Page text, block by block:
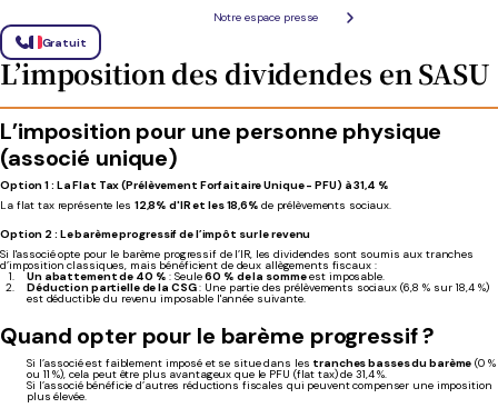
Notre espace presse
Gratuit
mois suivant la clôture de l'exercice comptable.
Les dividendes sont généralement versés dans les jours ou semaines suivant l'assemblée
générale.
L’imposition des dividendes en SASU
L’imposition pour une personne physique
(associé unique)
Option 1 : La Flat Tax (Prélèvement Forfaitaire Unique - PFU) à 31,4 %
La flat tax représente les 12,8% d'IR et les 18,6% de prélèvements sociaux.
Option 2 : Le barème progressif de l’impôt sur le revenu
Si l'associé opte pour le barème progressif de l’IR, les dividendes sont soumis aux tranches
d’imposition classiques, mais bénéficient de deux allègements fiscaux :
Un abattement de 40 % : Seule60 % de la sommeest imposable.
Déduction partielle de la CSG: Une partie des prélèvements sociaux (6,8 % sur 18,4 %)
est déductible du revenu imposable l'année suivante.
Quand opter pour le barème progressif ?
Si l’associé est faiblement imposé et se situe dans les tranches basses du barème (0 %
ou 11 %), cela peut être plus avantageux que le PFU (flat tax) de 31,4 %.
Si l’associé bénéficie d’autres réductions fiscales qui peuvent compenser une imposition
plus élevée.